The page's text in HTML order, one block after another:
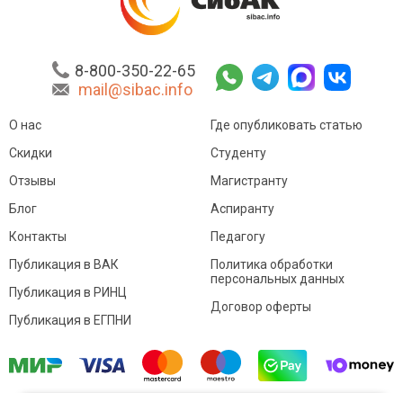
8-800-350-22-65
mail@sibac.info
О нас
Скидки
Отзывы
Блог
Контакты
Где опубликовать статью
Студенту
Магистранту
Аспиранту
Педагогу
Публикация в ВАК
Публикация в РИНЦ
Публикация в ЕГПНИ
Политика обработки
персональных данных
Договор оферты